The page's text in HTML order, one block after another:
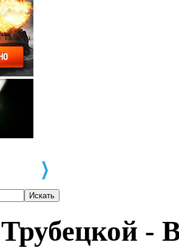
-